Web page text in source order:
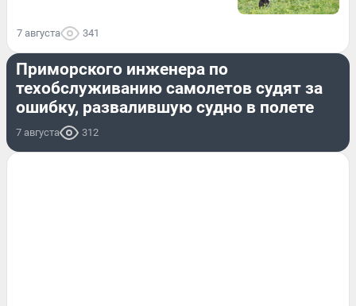
7 августа 341
КРИМИНАЛ
Приморского инженера по
техобслуживанию самолетов судят за
ошибку, развалившую судно в полете
7 августа 312